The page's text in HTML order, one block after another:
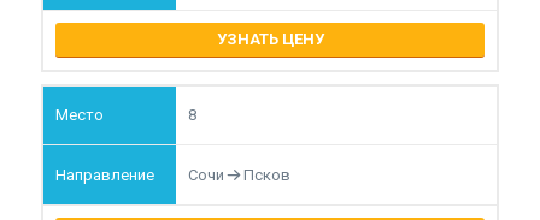
УЗНАТЬ ЦЕНУ
8
Сочи Псков